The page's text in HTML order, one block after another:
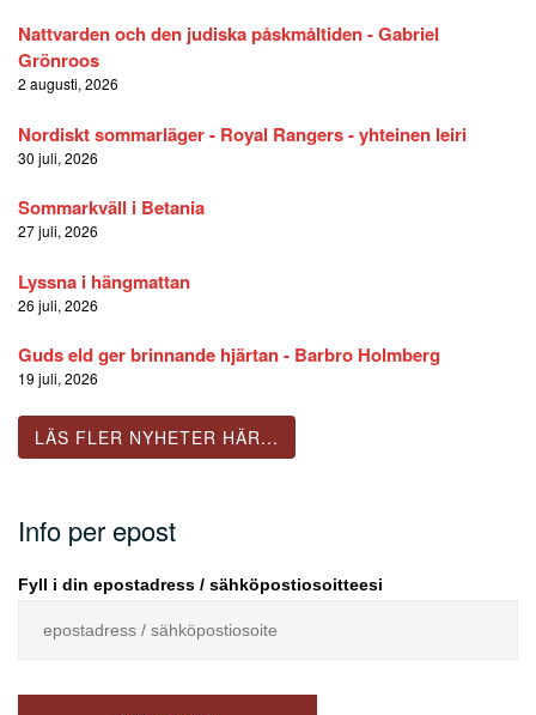
Nattvarden och den judiska påskmåltiden - Gabriel
Grönroos
2 augusti, 2026
Nordiskt sommarläger - Royal Rangers - yhteinen leiri
30 juli, 2026
Sommarkväll i Betania
27 juli, 2026
Lyssna i hängmattan
26 juli, 2026
Guds eld ger brinnande hjärtan - Barbro Holmberg
19 juli, 2026
LÄS FLER NYHETER HÄR...
Info per epost
Fyll i din epostadress / sähköpostiosoitteesi